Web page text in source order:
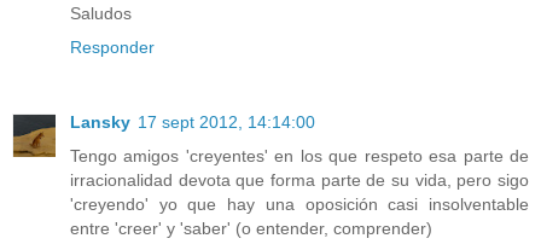
Saludos
Responder
Lansky 17 sept 2012, 14:14:00
Tengo amigos 'creyentes' en los que respeto esa parte de
irracionalidad devota que forma parte de su vida, pero sigo
'creyendo' yo que hay una oposición casi insolventable
entre 'creer' y 'saber' (o entender, comprender)